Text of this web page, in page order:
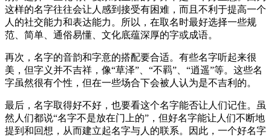
这样的名字往往会让人感到接受有困难，而且不利于提高一个
人的社交能力和表达能力。所以，在取名时最好选择一些规
范、简单、通俗易懂、文化底蕴深厚的字或成语。
再次，名字的音韵和字意的搭配要合适。有些名字听起来很
美，但字义并不吉祥，像“草泽”、“不羁”、“逍遥”等。这些名
字虽然很有个性，但在一些场合下会被人认为是不吉利的。
最后，名字取得好不好，也要看这个名字能否让人们记住。虽
然人们都说“名字不是放在门上的”，但好名字能让人们不断地
提到和回想，从而建立起名字与人的联系。因此，一个好名字